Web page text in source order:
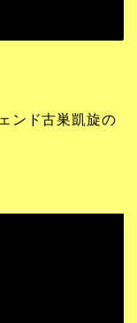
ンド古巣凱旋の